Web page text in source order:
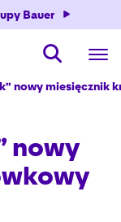
Bauer
nowy miesięcznik
nowy